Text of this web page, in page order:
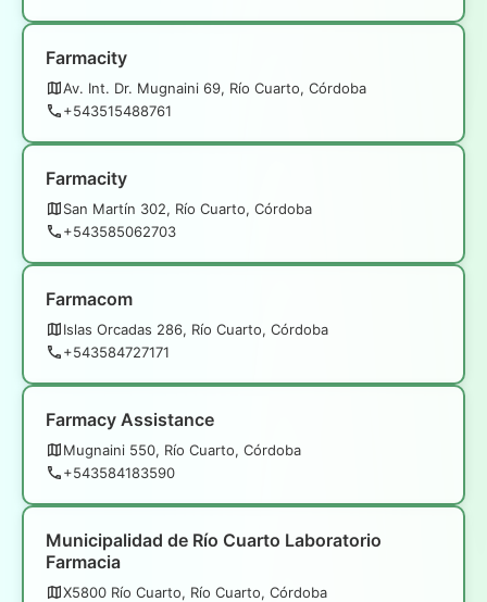
Farmacity
Av. Int. Dr. Mugnaini 69, Río Cuarto, Córdoba
+543515488761
Farmacity
San Martín 302, Río Cuarto, Córdoba
+543585062703
Farmacom
Islas Orcadas 286, Río Cuarto, Córdoba
+543584727171
Farmacy Assistance
Mugnaini 550, Río Cuarto, Córdoba
+543584183590
Municipalidad de Río Cuarto Laboratorio
Farmacia
X5800 Río Cuarto, Río Cuarto, Córdoba